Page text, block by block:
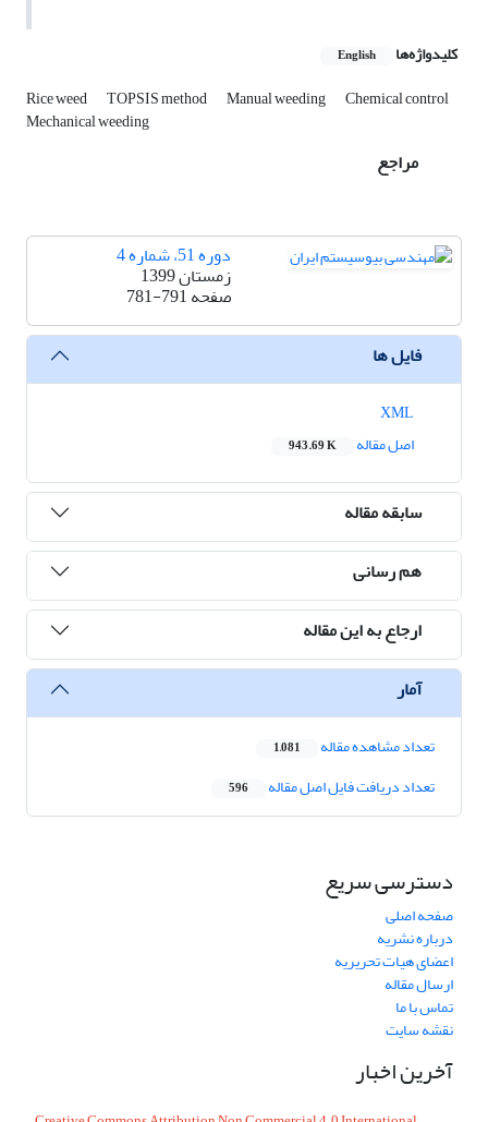
کلیدواژه‌ها English
Rice weed TOPSIS method Manual weeding Chemical control
Mechanical weeding
مراجع
دوره 51، شماره 4
زمستان 1399
صفحه781-791
فایل ها
اصل مقاله
943.69 K
سابقه مقاله
هم رسانی
ارجاع به این مقاله
آمار
تعداد مشاهده مقاله 1,081
تعداد دریافت فایل اصل مقاله 596
دسترسی سریع
صفحه اصلی
درباره نشریه
اعضای هیات تحریریه
ارسال مقاله
تماس با ما
نقشه سایت
آخرین اخبار